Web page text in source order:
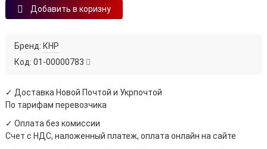
Добавить в коризну
Бренд: КНР
Код: 01-00000783
✓ Доставка Новой Почтой и Укрпочтой
По тарифам перевозчика
✓ Оплата без комиссии
Счет с НДС, наложенный платеж, оплата онлайн на сайте